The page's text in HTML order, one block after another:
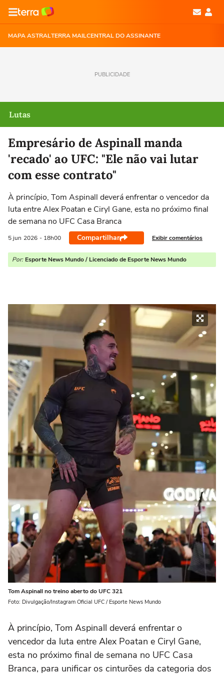
MAPA ASTRALTERRA MAILCENTRAL DO ASSINANTE
PUBLICIDADE
Lutas
Empresário de Aspinall manda
'recado' ao UFC: "Ele não vai lutar
com esse contrato"
À princípio, Tom Aspinall deverá enfrentar o vencedor da
luta entre Alex Poatan e Ciryl Gane, esta no próximo final
de semana no UFC Casa Branca
5 jun 2026 - 18h00 Compartilhar Exibir comentários
Por: Esporte News Mundo / Licenciado de Esporte News Mundo
Tom Aspinall no treino aberto do UFC 321
Foto: Divulgação/Instagram Oficial UFC / Esporte News Mundo
À princípio, Tom Aspinall deverá enfrentar o
vencedor da luta entre Alex Poatan e Ciryl Gane,
esta no próximo final de semana no UFC Casa
Branca, para unificar os cinturões da categoria dos